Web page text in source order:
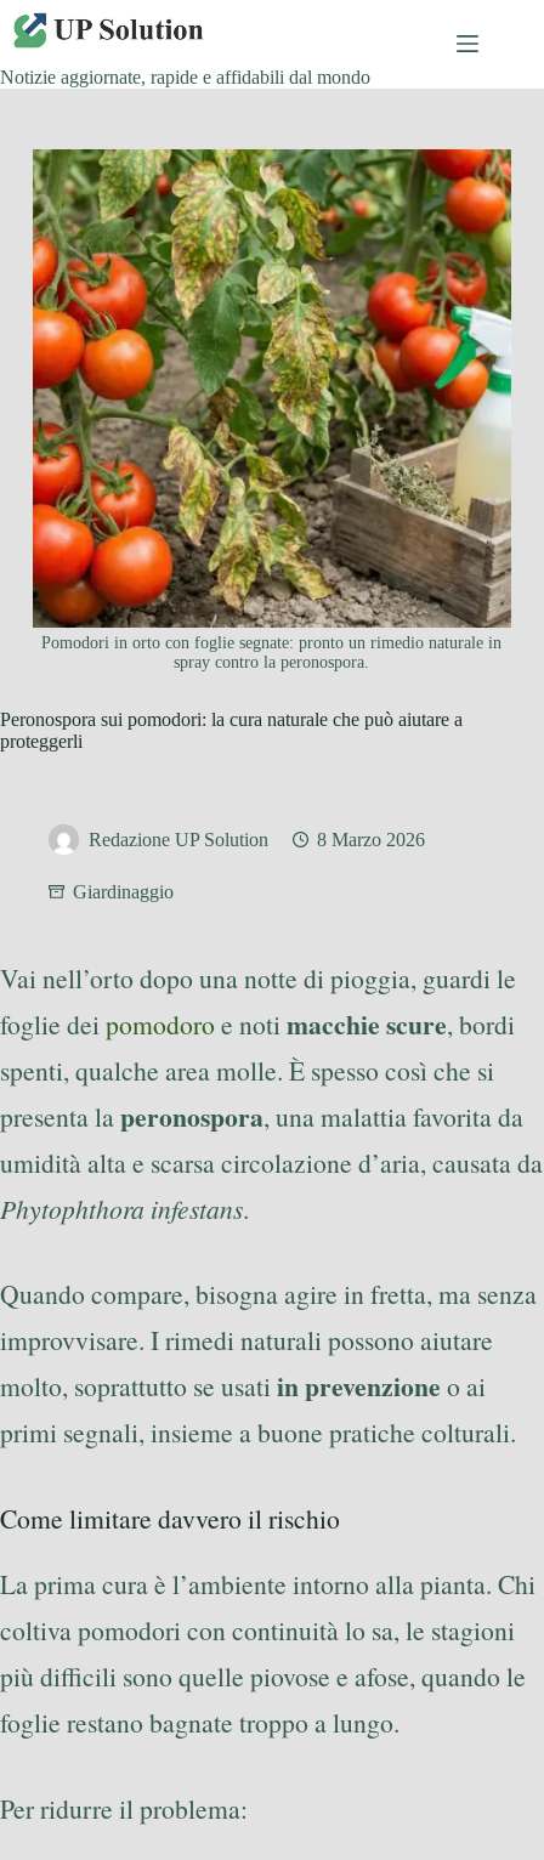
Salta
contenuto
Notizie aggiornate, rapide e affidabili dal mondo
Pomodori in orto con foglie segnate: pronto un rimedio naturale in
spray contro la peronospora.
Peronospora sui pomodori: la cura naturale che può aiutare a
proteggerli
Redazione UP Solution 8 Marzo 2026
Giardinaggio
Vai nell’orto dopo una notte di pioggia, guardi le
foglie deipomodoro e notimacchie scure, bordi
spenti, qualche area molle. È spesso così che si
presenta laperonospora, una malattia favorita da
umidità alta e scarsa circolazione d’aria, causata da
Phytophthora infestans.
Quando compare, bisogna agire in fretta, ma senza
improvvisare. I rimedi naturali possono aiutare
molto, soprattutto se usatiin prevenzione o ai
primi segnali, insieme a buone pratiche colturali.
Come limitare davvero il rischio
La prima cura è l’ambiente intorno alla pianta. Chi
coltiva pomodori con continuità lo sa, le stagioni
più difficili sono quelle piovose e afose, quando le
foglie restano bagnate troppo a lungo.
Per ridurre il problema: